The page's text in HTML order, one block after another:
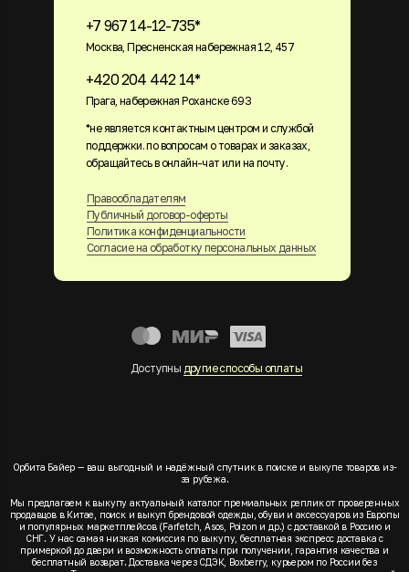
+7 967 14-12-735*
Москва, Пресненская набережная 12, 457
+420 204 442 14*
Прага, набережная Роханске 693
Правообладателям
Публичный договор-оферты
Политика конфиденциальности
Согласие на обработку персональных данных
Доступны другие способы оплаты
*не является контактным центром и службой
поддержки. по вопросам о товарах и заказах,
обращайтесь в онлайн-чат или на почту.
Орбита Байер — ваш выгодный и надёжный спутник в поиске и выкупе товаров из-
за рубежа.
Мы предлагаем к выкупу актуальный каталог премиальных реплик от проверенных
продавцов в Китае, поиск и выкуп брендовой одежды, обуви и аксессуаров из Европы
и популярных маркетплейсов (Farfetch, Asos, Poizon и др.) с доставкой в Россию и
СНГ. У нас самая низкая комиссия по выкупу, бесплатная экспресс доставка с
примеркой до двери и возможность оплаты при получении, гарантия качества и
бесплатный возврат. Доставка через СДЭК, Boxberry, курьером по России без